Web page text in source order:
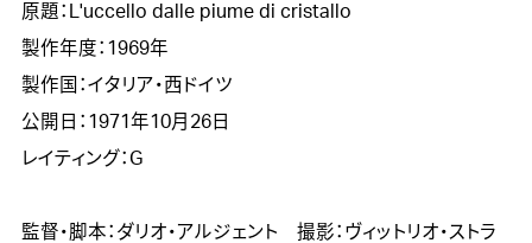
原題：L'uccello dalle piume di cristallo
製作年度：1969年
製作国：イタリア・西ドイツ
公開日：1971年10月26日
レイティング：G
監督・脚本：ダリオ・アルジェント　撮影：ヴィットリオ・ストラ